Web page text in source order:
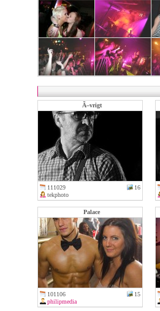
Ã–vrigt
111029
16
tekphoto
Palace
101106
15
philipmedia